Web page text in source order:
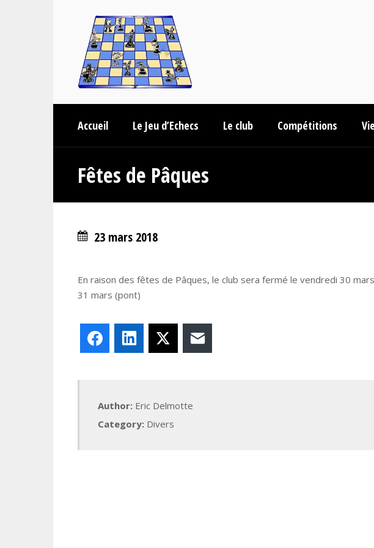
Accueil Le Jeu d’Echecs Le club Compétitions
Fêtes de Pâques
23 mars 2018
En raison des fêtes de Pâques, le club sera fermé le vendredi 30
31 mars (pont)
FacebookLinkedIn
Author: Eric Delmotte
Category: Divers